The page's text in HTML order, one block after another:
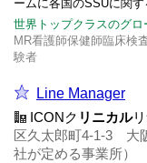
ームに各国のSSUに関す
世界トップクラスのグロ
MR看護師保健師臨床検
験者
Line Manager
ICONク リニカル
区久太郎町4-1-3​ 大
社が定める事業所）